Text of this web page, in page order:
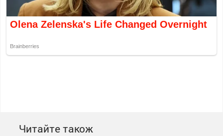
Читайте також